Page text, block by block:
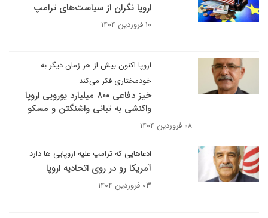
اروپا نگران از سیاست‌های ترامپ
۱۰ فروردین ۱۴۰۴
اروپا اکنون بیش از هر زمان دیگر به
خودمختاری فکر می‌کند
خیز دفاعی ۸۰۰ میلیارد یورویی اروپا
واکنشی به تبانی واشنگتن و مسکو
۰۸ فروردین ۱۴۰۴
ادعاهایی که ترامپ علیه اروپایی ها دارد
آمریکا رو در روی اتحادیه اروپا
۰۳ فروردین ۱۴۰۴